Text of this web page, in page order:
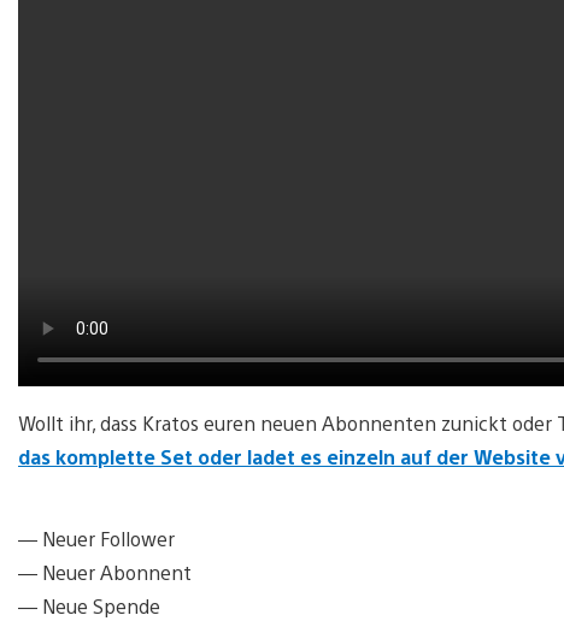
Wollt ihr, dass Kratos euren neuen Abonnenten zunickt
das komplette Set oder ladet es einzeln auf der Website
— Neuer Follower
— Neuer Abonnent
— Neue Spende